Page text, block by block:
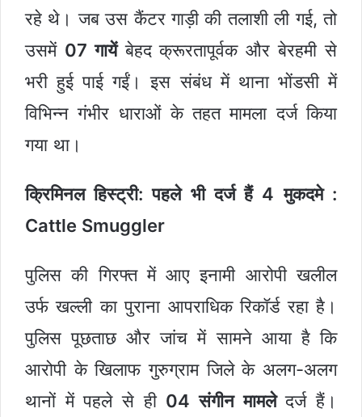
रहे थे। जब उस कैंटर गाड़ी की तलाशी ली गई, तो
उसमें 07 गायेंबेहद क्रूरतापूर्वक और बेरहमी से
भरी हुई पाई गईं। इस संबंध में थाना भोंडसी में
विभिन्न गंभीर धाराओं के तहत मामला दर्ज किया
गया था।
क्रिमिनल हिस्ट्री: पहले भी दर्ज हैं 4 मुकदमे :
Cattle Smuggler
पुलिस की गिरफ्त में आए इनामी आरोपी खलील
उर्फ खल्ली का पुराना आपराधिक रिकॉर्ड रहा है।
पुलिस पूछताछ और जांच में सामने आया है कि
आरोपी के खिलाफ गुरुग्राम जिले के अलग-अलग
थानों में पहले से ही 04 संगीन मामलेदर्ज हैं।